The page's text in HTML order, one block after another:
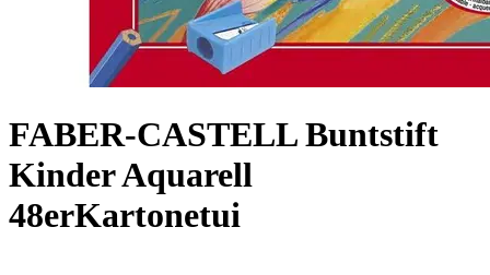
FABER-CASTELL Buntstift
Kinder Aquarell
48erKartonetui